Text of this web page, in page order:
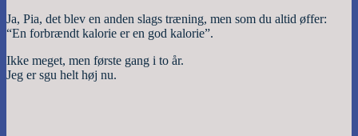
Ja, Pia, det blev en anden slags træning, men som du altid øffer:
“En forbrændt kalorie er en god kalorie”.
Ikke meget, men første gang i to år.
Jeg er sgu helt høj nu.